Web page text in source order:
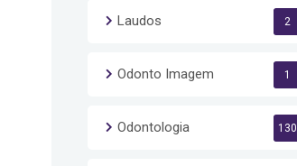
Laudos 2
Odonto Imagem 1
Odontologia 130